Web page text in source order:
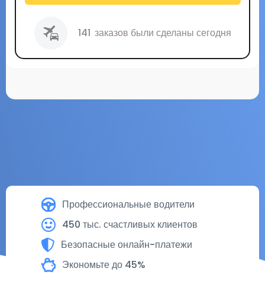
Профессиональные водители
450 тыс. счастливых клиентов
Безопасные онлайн-платежи
Экономьте до 45%
141 заказов были сделаны сегодня